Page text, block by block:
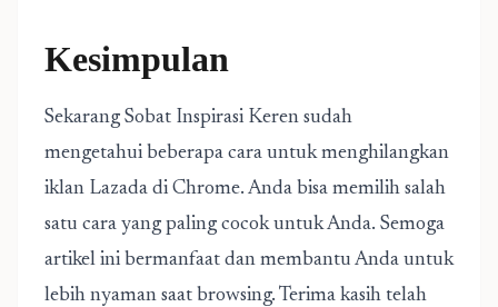
Kesimpulan
Sekarang Sobat Inspirasi Keren sudah
mengetahui beberapa cara untuk menghilangkan
iklan Lazada di Chrome. Anda bisa memilih salah
satu cara yang paling cocok untuk Anda. Semoga
artikel ini bermanfaat dan membantu Anda untuk
lebih nyaman saat browsing. Terima kasih telah